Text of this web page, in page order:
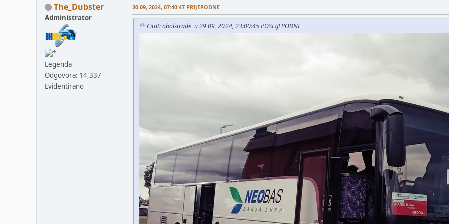
The_Dubster
Administrator
Legenda
Odgovora: 14,337
Evidentirano
30 09, 2024, 07:40:47 PRIJEPODNE
Citat: obolstrade u 29 09, 2024, 23:00:45 POSLIJEPODNE